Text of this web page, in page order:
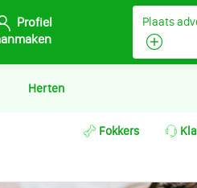
Profiel
Plaats
Herten
Fokkers